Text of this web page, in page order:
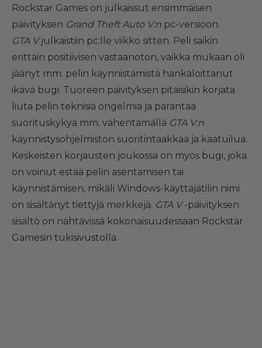
Rockstar Games on julkaissut ensimmäisen
päivityksen Grand Theft Auto V:n pc-versioon.
GTA Vjulkaistiin pc:lle viikko sitten. Peli saikin
erittäin positiivisen vastaanoton, vaikka mukaan oli
jäänyt mm. pelin käynnistämistä hankaloittanut
ikävä bugi. Tuoreen päivityksen pitäisikin korjata
liuta pelin teknisiä ongelmia ja parantaa
suorituskykyä mm. vähentämällä GTA V:n
käynnistysohjelmiston suoritintaakkaa ja kaatuilua.
Keskeisten korjausten joukossa on myös bugi, joka
on voinut estää pelin asentamisen tai
käynnistämisen, mikäli Windows-käyttäjätilin nimi
on sisältänyt tiettyjä merkkejä. GTA V-päivityksen
sisältö on nähtävissä kokonaisuudessaan Rockstar
Gamesin tukisivustolla.